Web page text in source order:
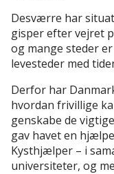
Desværre har
gisper efter vejret
og mange steder
levesteder med
Derfor har
hvordan frivillige
genskabe de
gav havet en
Kysthjælper – i
universiteter, og